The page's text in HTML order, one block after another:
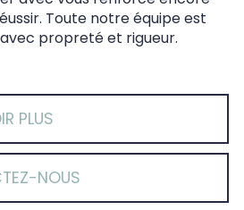
Toute notre équipe est
propreté et rigueur.
PLUS
NOUS